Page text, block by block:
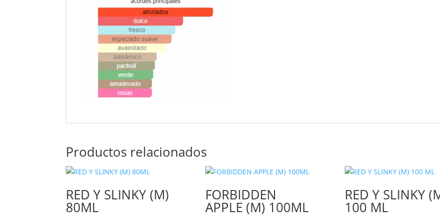
Productos relacionados
RED Y SLINKY (M)
80ML
FORBIDDEN
APPLE (M) 100ML
RED Y SLINKY
100 ML